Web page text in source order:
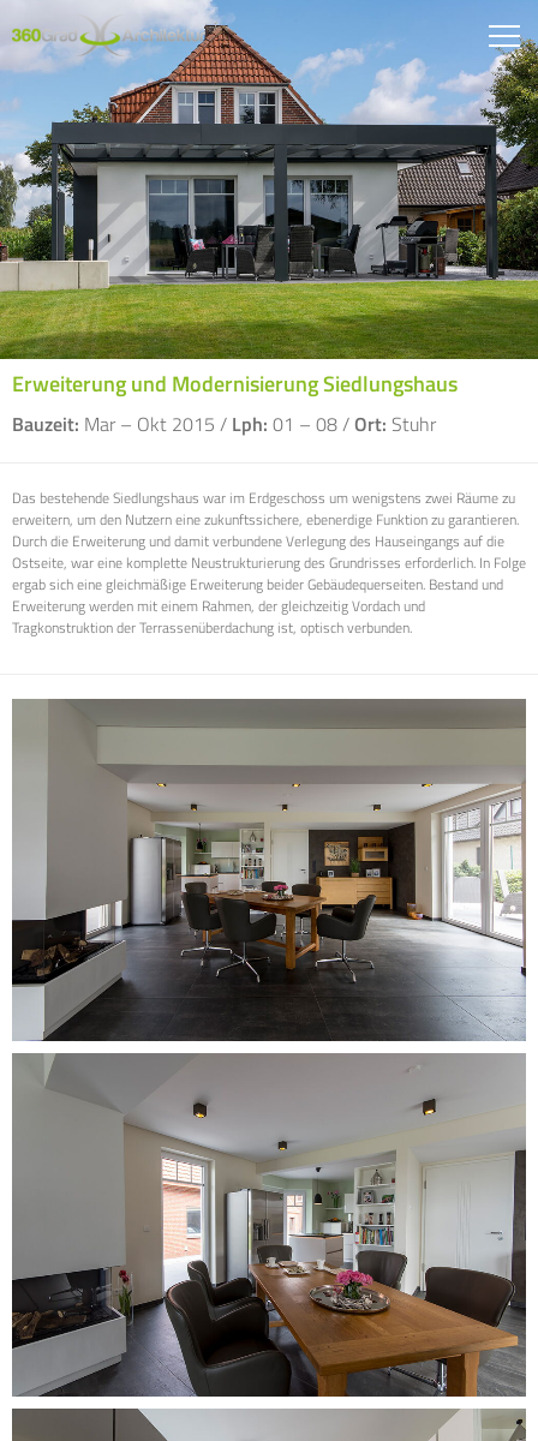
Erweiterung und Modernisierung Siedlungshaus
Bauzeit: Mar – Okt 2015 / Lph: 01 – 08 /Ort: Stuhr
Das bestehende Siedlungshaus war im Erdgeschoss um wenigstens zwei Räume zu
erweitern, um den Nutzern eine zukunftssichere, ebenerdige Funktion zu garantieren.
Durch die Erweiterung und damit verbundene Verlegung des Hauseingangs auf die
Ostseite, war eine komplette Neustrukturierung des Grundrisses erforderlich. In Folge
ergab sich eine gleichmäßige Erweiterung beider Gebäudequerseiten. Bestand und
Erweiterung werden mit einem Rahmen, der gleichzeitig Vordach und
Tragkonstruktion der Terrassenüberdachung ist, optisch verbunden.